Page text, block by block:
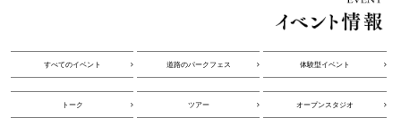
すべてのイベント 道路のパークフェス 体験型イベント
トーク ツアー オープンスタジオ